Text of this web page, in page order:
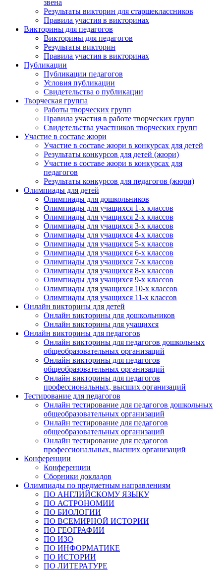
звена
Результаты викторин для старшеклассников
Правила участия в викторинах
Викторины для педагогов
Викторины для педагогов
Результаты викторин
Правила участия в викторинах
Публикации
Публикации педагогов
Условия публикации
Свидетельства о публикации
Творческая группа
Работы творческих групп
Правила участия в работе творческих групп
Свидетельства участников творческих групп
Участие в составе жюри
Участие в составе жюри в конкурсах для детей
Результаты конкурсов для детей (жюри)
Участие в составе жюри в конкурсах для
педагогов
Результаты конкурсов для педагогов (жюри)
Олимпиады для детей
Олимпиады для дошкольников
Олимпиады для учащихся 1-х классов
Олимпиады для учащихся 2-х классов
Олимпиады для учащихся 3-х классов
Олимпиады для учащихся 4-х классов
Олимпиады для учащихся 5-х классов
Олимпиады для учащихся 6-х классов
Олимпиады для учащихся 7-х классов
Олимпиады для учащихся 8-х классов
Олимпиады для учащихся 9-х классов
Олимпиады для учащихся 10-х классов
Олимпиады для учащихся 11-х классов
Онлайн викторины для детей
Онлайн викторины для дошкольников
Онлайн викторины для учащихся
Онлайн викторины для педагогов
Онлайн викторины для педагогов дошкольных
общеобразовательных организаций
Онлайн викторины для педагогов
общеобразовательных организаций
Онлайн викторины для педагогов
профессиональных, высших организаций
Тестирование для педагогов
Онлайн тестирование для педагогов дошкольных
общеобразовательных организаций
Онлайн тестирование для педагогов
общеобразовательных организаций
Онлайн тестирование для педагогов
профессиональных, высших организаций
Конференции
Конференции
Сборники докладов
Олимпиады по предметным направлениям
ПО АНГЛИЙСКОМУ ЯЗЫКУ
ПО АСТРОНОМИИ
ПО БИОЛОГИИ
ПО ВСЕМИРНОЙ ИСТОРИИ
ПО ГЕОГРАФИИ
ПО ИЗО
ПО ИНФОРМАТИКЕ
ПО ИСТОРИИ
ПО ЛИТЕРАТУРЕ